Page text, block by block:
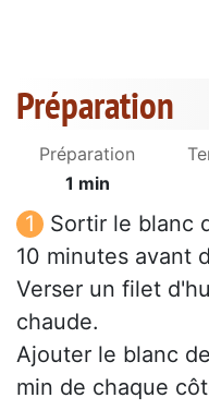
Préparation
Préparation
1 min
Sortir le blanc
10 minutes avant
Verser un filet
chaude.
Ajouter le blanc
min de chaque